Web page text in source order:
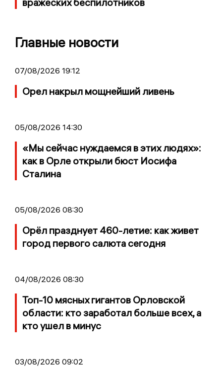
Главные новости
07/08/2026 19:12
Орел накрыл мощнейший ливень
05/08/2026 14:30
«Мы сейчас нуждаемся в этих людях»:
как в Орле открыли бюст Иосифа
Сталина
05/08/2026 08:30
Орёл празднует 460-летие: как живет
город первого салюта сегодня
04/08/2026 08:30
Топ-10 мясных гигантов Орловской
области: кто заработал больше всех, а
кто ушел в минус
03/08/2026 09:02